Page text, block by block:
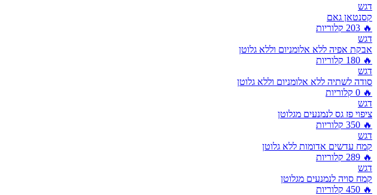
דגש
קסנטאן גאם
🔥
203 קלוריות
דגש
אבקת אפיה ללא אלומניום וללא גלוטן
🔥
180 קלוריות
דגש
סודה לשתיה ללא אלומניום וללא גלוטן
🔥
0 קלוריות
דגש
ציפוי פז גס לנמנעים מגלוטן
🔥
350 קלוריות
דגש
קמח עדשים אדומות ללא גלוטן
🔥
289 קלוריות
דגש
קמח סויה לנמנעים מגלוטן
🔥
450 קלוריות